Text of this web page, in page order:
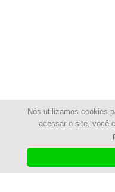
Nós utilizamos cookies
acessar o site, você
© 2025 - Shopping